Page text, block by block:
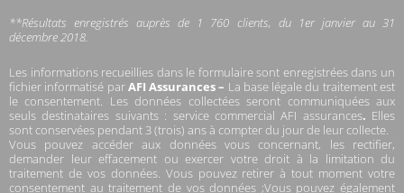
**Résultats enregistrés auprès de 1 760 clients, du 1er janvier au 31
décembre 2018.
Les informations recueillies dans le formulaire sont enregistrées dans un
fichier informatisé parAFI Assurances – La base légale du traitement est
le consentement. Les données collectées seront communiquées aux
seuls destinataires suivants : service commercial AFI assurances. Elles
sont conservées pendant 3 (trois) ans à compter du jour de leur collecte.
Vous pouvez accéder aux données vous concernant, les rectifier,
demander leur effacement ou exercer votre droit à la limitation du
traitement de vos données. Vous pouvez retirer à tout moment votre
consentement au traitement de vos données ;Vous pouvez également